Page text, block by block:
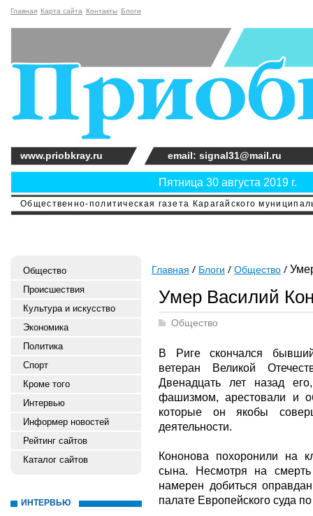
Главная Карта сайта Контакты Блоги
Общественно-политическая газета Карагайского
Пятница 30 августа 2019 г.
www.priobkray.ru email: signal31@mail.ru
Общество
Происшествия
Культура и искусство
Экономика
Политика
Спорт
Кроме того
Интервью
Информер новостей
Рейтинг сайтов
Каталог сайтов
ИНТЕРВЬЮ
Главная Блоги Общество
Умер Василий
Общество
В Риге скончался
ветеран Великой
Двенадцать лет назад
фашизмом, арестовали и
которые он якобы
деятельности.
Кононова похоронили на
сына. Несмотря на
намерен добиться
палате Европейского суда